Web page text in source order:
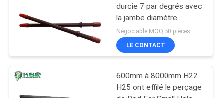
durcie 7 par degrés avec
la jambe diamètre
600mm-6000mm de 22
x de 108mm
Négociable MOQ:50 pièces
LE CONTACT
600mm à 8000mm H22
H25 ont effilé le perçage